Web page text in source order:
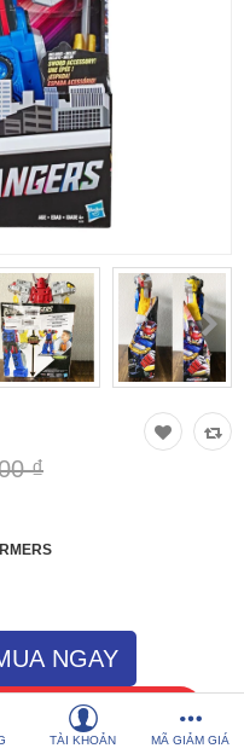
TÀI KHOẢN MÃ GIẢM GIÁ
₫